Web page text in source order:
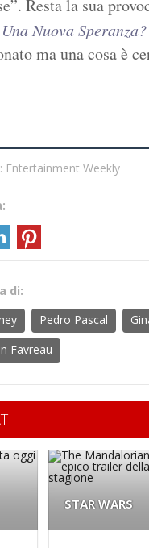
Resta la sua
Una Nuova Speranza?
ma una cosa è
Entertainment Weekly
di:
Pedro Pascal
Favreau
STAR WARS